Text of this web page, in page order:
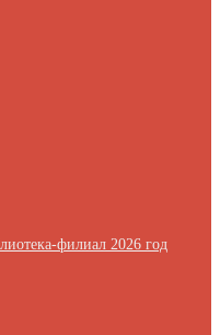
филиал 2026 год